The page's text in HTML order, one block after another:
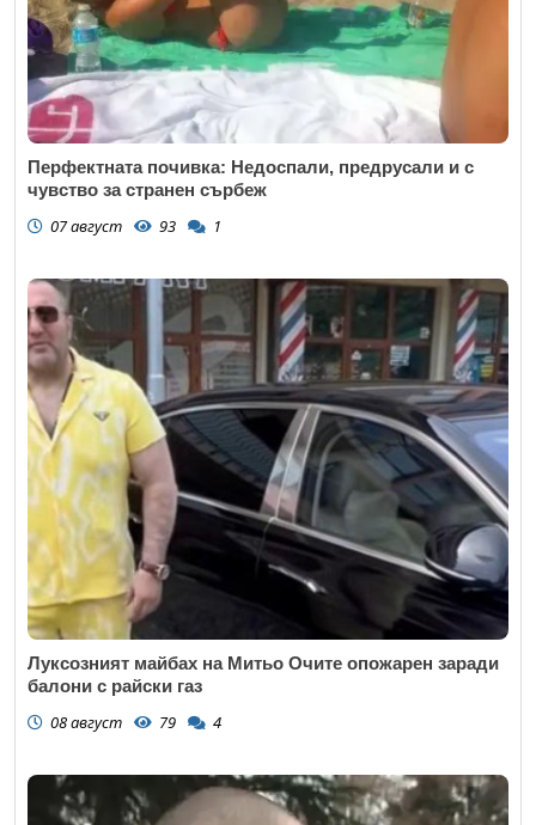
Перфектната почивка: Недоспали, предрусали и с
чувство за странен сърбеж
07 август 93 1
Луксозният майбах на Митьо Очите опожарен заради
балони с райски газ
08 август 79 4